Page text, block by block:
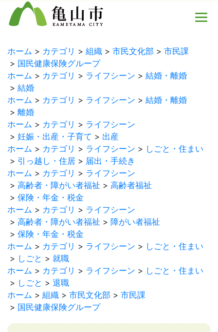
ホーム カテゴリ 組織 市民文化部
市民課
国民健康保険グループ
ホーム
カテゴリ ライフシーン
結婚・離婚
結婚
ホーム
カテゴリ ライフシーン
結婚・離婚
離婚
ホーム
カテゴリ
ライフシーン
妊娠・出産・子育て
出産
ホーム
カテゴリ ライフシーン
しごと・住まい
引っ越し・住居
届出・手続き
ホーム
カテゴリ
ライフシーン
高齢者・障がい者福祉
高齢者福祉
保険・年金・税金
ホーム
カテゴリ
ライフシーン
高齢者・障がい者福祉
障がい者福祉
保険・年金・税金
ホーム
カテゴリ ライフシーン
しごと・住まい
しごと
就職
ホーム
カテゴリ ライフシーン
しごと・住まい
しごと
退職
ホーム
組織 市民文化部
市民課
国民健康保険グループ